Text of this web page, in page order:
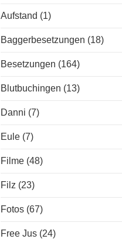
Aufstand (1)
Baggerbesetzungen (18)
Besetzungen (164)
Blutbuchingen (13)
Danni (7)
Eule (7)
Filme (48)
Filz (23)
Fotos (67)
Free Jus (24)